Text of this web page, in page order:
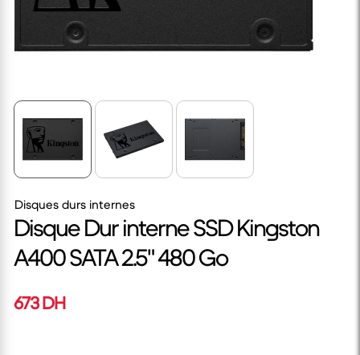
Disques durs internes
Disque Dur interne SSD Kingston
A400 SATA 2.5" 480 Go
673 DH